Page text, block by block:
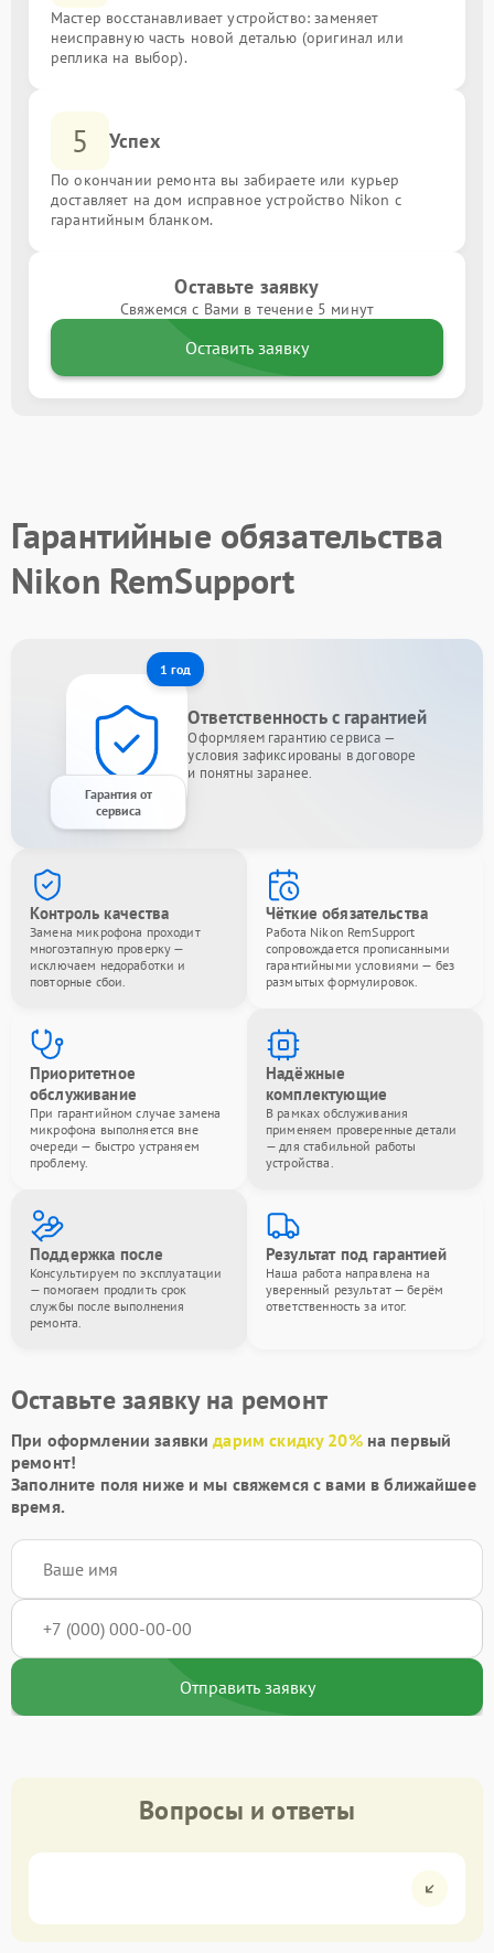
Мастер восстанавливает устройство: заменяет
неисправную часть новой деталью (оригинал или
реплика на выбор).
5 Успех
По окончании ремонта вы забираете или курьер
доставляет на дом исправное устройство Nikon с
гарантийным бланком.
Оставьте заявку
Свяжемся с Вами в течение 5 минут
Оставить заявку
Гарантийные обязательства
Nikon RemSupport
1 год
Гарантия от
сервиса
Ответственность с гарантией
Оформляем гарантию сервиса —
условия зафиксированы в договоре
и понятны заранее.
Контроль качества
Замена микрофона проходит
многоэтапную проверку —
исключаем недоработки и
повторные сбои.
Чёткие обязательства
Работа Nikon RemSupport
сопровождается прописанными
гарантийными условиями — без
размытых формулировок.
Приоритетное
обслуживание
При гарантийном случае замена
микрофона выполняется вне
очереди — быстро устраняем
проблему.
Надёжные
комплектующие
В рамках обслуживания
применяем проверенные детали
— для стабильной работы
устройства.
Поддержка после
Консультируем по эксплуатации
— помогаем продлить срок
службы после выполнения
ремонта.
Результат под гарантией
Наша работа направлена на
уверенный результат — берём
ответственность за итог.
Оставьте заявку на ремонт
При оформлении заявкидарим скидку 20%на первый
ремонт!
Заполните поля ниже и мы свяжемся с вами в ближайшее
время.
Отправить заявку
Вопросы и ответы